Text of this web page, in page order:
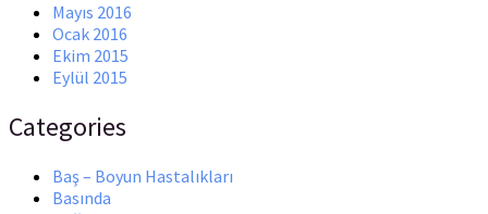
Mayıs 2016
Ocak 2016
Ekim 2015
Eylül 2015
Categories
Baş – Boyun Hastalıkları
Basında